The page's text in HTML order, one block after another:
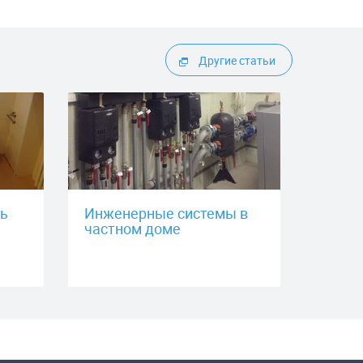
Другие статьи
Инженерные системы в
частном доме